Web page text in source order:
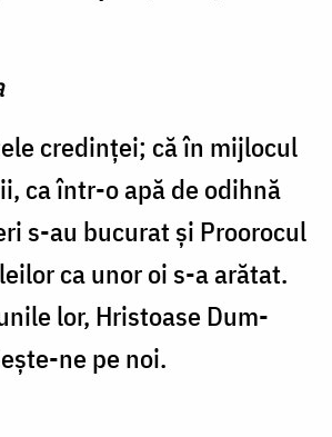
credinţei; că în mijlocul
ca într-o apă de odihnă
s-au bucurat şi Proo­rocul
ca unor oi s-a arătat.
lor, Hristoase Dum­
ne pe noi.